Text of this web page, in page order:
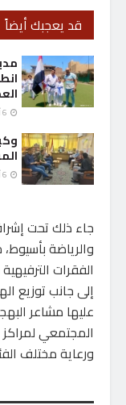
قد يعجبك أيضاً
جاء ذلك تحت
والرياضة
الفقرات
إلى جانب توزيع
عليها مشاعر
المجتمعي
ورعاية مختلف